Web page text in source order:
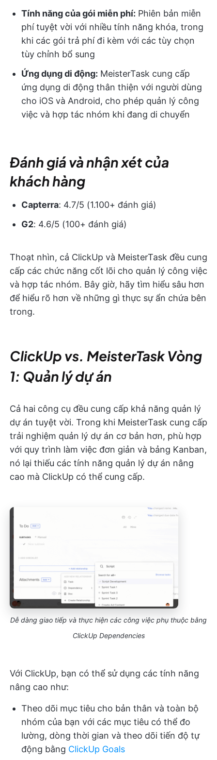
Tính năng của gói miễn phí: Phiên bản miễn
phí tuyệt vời với nhiều tính năng khóa, trong
khi các gói trả phí đi kèm với các tùy chọn
tùy chỉnh bổ sung
Ứng dụng di động: MeisterTask cung cấp
ứng dụng di động thân thiện với người dùng
cho iOS và Android, cho phép quản lý công
việc và hợp tác nhóm khi đang di chuyển
Đánh giá và nhận xét của
khách hàng
Capterra: 4.7/5 (1.100+ đánh giá)
G2: 4.6/5 (100+ đánh giá)
Thoạt nhìn, cả ClickUp và MeisterTask đều cung
cấp các chức năng cốt lõi cho quản lý công việc
và hợp tác nhóm. Bây giờ, hãy tìm hiểu sâu hơn
để hiểu rõ hơn về những gì thực sự ẩn chứa bên
trong.
ClickUp vs. MeisterTask Vòng
1: Quản lý dự án
Cả hai công cụ đều cung cấp khả năng quản lý
dự án tuyệt vời. Trong khi MeisterTask cung cấp
trải nghiệm quản lý dự án cơ bản hơn, phù hợp
với quy trình làm việc đơn giản và bảng Kanban,
nó lại thiếu các tính năng quản lý dự án nâng
cao mà ClickUp có thể cung cấp.
Dễ dàng giao tiếp và thực hiện các công việc phụ thuộc bằng
ClickUp Dependencies
Với ClickUp, bạn có thể sử dụng các tính năng
nâng cao như:
Theo dõi mục tiêu cho bản thân và toàn bộ
nhóm của bạn với các mục tiêu có thể đo
lường, dòng thời gian và theo dõi tiến độ tự
động bằng ClickUp Goals